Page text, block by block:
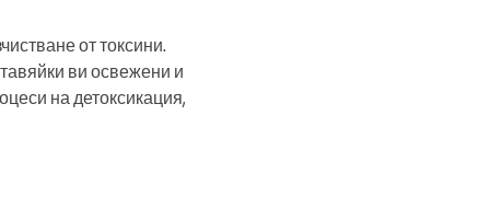
от токсини.
ви освежени и
на детоксикация,